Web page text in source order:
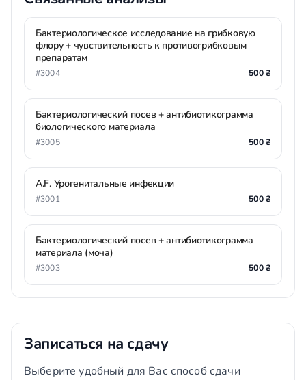
Бактериологическое исследование на грибковую
флору + чувствительность к противогрибковым
препаратам
#3004 500 ₴
Бактериологический посев + антибиотикограмма
биологического материала
#3005 500 ₴
A.F. Урогенитальные инфекции
#3001 500 ₴
Бактериологический посев + антибиотикограмма
материала (моча)
#3003 500 ₴
Записаться на сдачу
Выберите удобный для Вас способ сдачи